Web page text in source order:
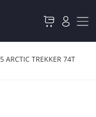
ARCTIC TREKKER 74T